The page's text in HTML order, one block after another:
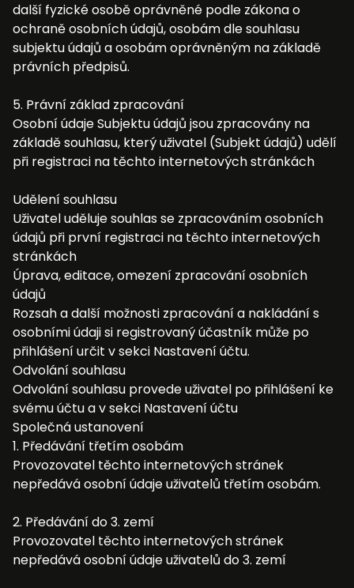
další fyzické osobě oprávněné podle zákona o
ochraně osobních údajů, osobám dle souhlasu
subjektu údajů a osobám oprávněným na základě
právních předpisů.
5. Právní základ zpracování
Osobní údaje Subjektu údajů jsou zpracovány na
základě souhlasu, který uživatel (Subjekt údajů) udělí
při registraci na těchto internetových stránkách
Udělení souhlasu
Uživatel uděluje souhlas se zpracováním osobních
údajů při první registraci na těchto internetových
stránkách
Úprava, editace, omezení zpracování osobních
údajů
Rozsah a další možnosti zpracování a nakládání s
osobními údaji si registrovaný účastník může po
přihlášení určit v sekci Nastavení účtu.
Odvolání souhlasu
Odvolání souhlasu provede uživatel po přihlášení ke
svému účtu a v sekci Nastavení účtu
Společná ustanovení
1. Předávání třetím osobám
Provozovatel těchto internetových stránek
nepředává osobní údaje uživatelů třetím osobám.
2. Předávání do 3. zemí
Provozovatel těchto internetových stránek
nepředává osobní údaje uživatelů do 3. zemí